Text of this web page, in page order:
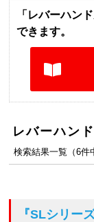
「レバーハン
できます。
レバーハン
検索結果一覧（6件
『SLシリーズ